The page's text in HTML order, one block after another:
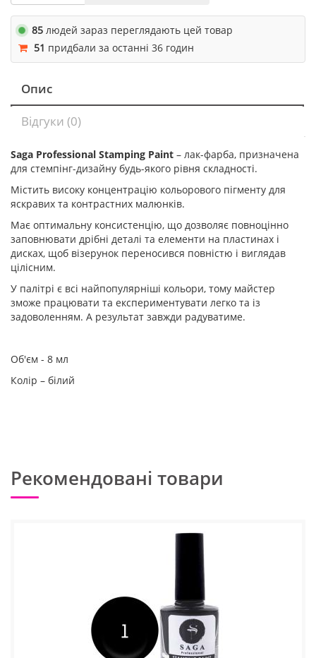
85 людей зараз переглядають цей товар
51 придбали за останні 36 годин
Опис
Відгуки (0)
Saga Professional Stamping Paint – лак-фарба, призначена
для стемпінг-дизайну будь-якого рівня складності.
Містить високу концентрацію кольорового пігменту для
яскравих та контрастних малюнків.
Має оптимальну консистенцію, що дозволяє повноцінно
заповнювати дрібні деталі та елементи на пластинах і
дисках, щоб візерунок переносився повністю і виглядав
цілісним.
У палітрі є всі найпопулярніші кольори, тому майстер
зможе працювати та експериментувати легко та із
задоволенням. А результат завжди радуватиме.
Об'єм - 8 мл
Колір – білий
Рекомендовані товари